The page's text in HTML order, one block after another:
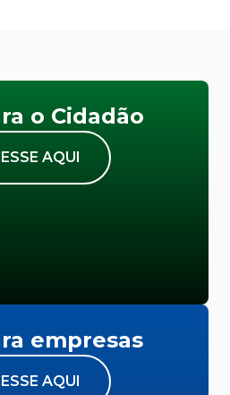
o Cidadão
AQUI
empresas
AQUI